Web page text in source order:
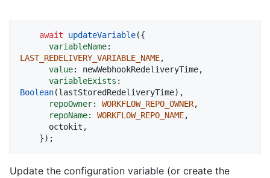
await updateVariable({
variableName
LAST_REDELIVERY_VARIABLE_NAME,
value: newWebhookRedeliveryTime,
variableExists
Boolean(lastStoredRedeliveryTime),
repoOwner: WORKFLOW_REPO_OWNER,
repoName: WORKFLOW_REPO_NAME,
    });
Update the configuration variable (or create the